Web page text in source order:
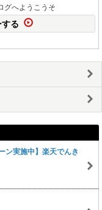
グへようこうそ
る
ン実施中】楽天でんき